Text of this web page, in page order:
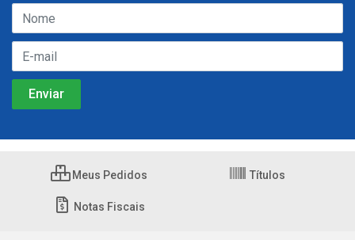
Meus Pedidos Títulos
Notas Fiscais